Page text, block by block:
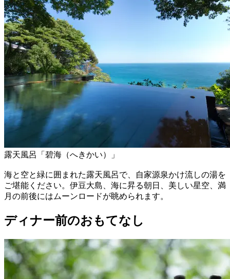
露天風呂「碧海（へきかい）」
海と空と緑に囲まれた露天風呂で、自家源泉かけ流しの湯を
ご堪能ください。伊豆大島、海に昇る朝日、美しい星空、満
月の前後にはムーンロードが眺められます。
ディナー前のおもてなし